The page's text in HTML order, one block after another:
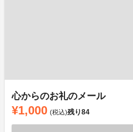
心からのお礼のメール
¥1,000 (税込)残り84